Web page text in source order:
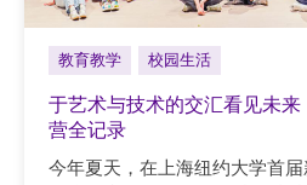
教育教学 校园生活
于艺术与技术的交汇看见未来
营全记录
今年夏天，在上海纽约大学首